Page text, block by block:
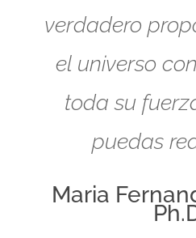
verdadero
el universo
toda su
puedas
Maria